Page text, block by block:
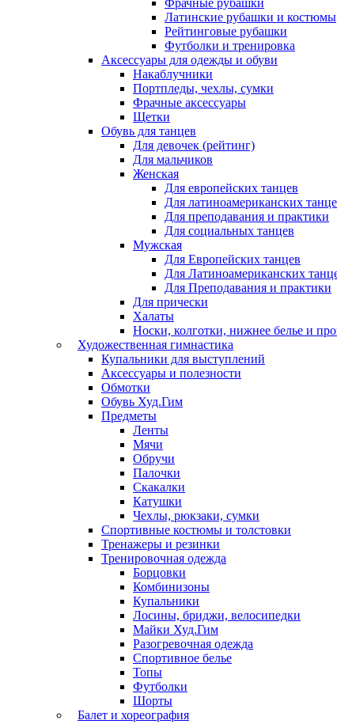
Латинские рубашки и костюмы
Рейтинговые рубашки
Футболки и тренировка
Аксессуары для одежды и обуви
Накаблучники
Портпледы, чехлы, сумки
Фрачные аксессуары
Щетки
Обувь для танцев
Для девочек (рейтинг)
Для мальчиков
Женская
Для европейских танцев
Для латиноамериканских
Для преподавания и практики
Для социальных танцев
Мужская
Для Европейских танцев
Для Латиноамериканских
Для Преподавания и практики
Для прически
Халаты
Носки, колготки, нижнее белье и
Художественная гимнастика
Купальники для выступлений
Аксессуары и полезности
Обмотки
Обувь Худ.Гим
Предметы
Ленты
Мячи
Обручи
Палочки
Скакалки
Катушки
Чехлы, рюкзаки, сумки
Спортивные костюмы и толстовки
Тренажеры и резинки
Тренировочная одежда
Борцовки
Комбинизоны
Купальники
Лосины, бриджи, велосипедки
Майки Худ.Гим
Разогревочная одежда
Спортивное белье
Топы
Футболки
Шорты
Балет и хореография